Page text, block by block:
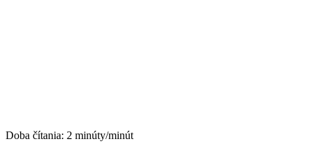
Doba čítania: 2 minúty/minút